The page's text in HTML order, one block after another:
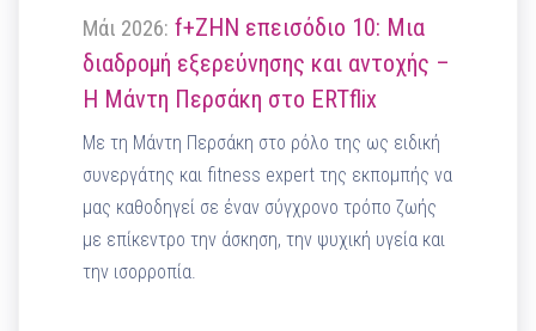
Μάι 2026: f+ΖΗΝ επεισόδιο 10: Μια
διαδρομή εξερεύνησης και αντοχής –
Η Μάντη Περσάκη στο ERTflix
Με τη Μάντη Περσάκη στο ρόλο της ως ειδική
συνεργάτης και fitness expert της εκπομπής να
μας καθοδηγεί σε έναν σύγχρονο τρόπο ζωής
με επίκεντρο την άσκηση, την ψυχική υγεία και
την ισορροπία.